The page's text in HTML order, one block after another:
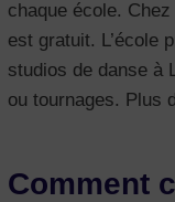
chaque école.
est gratuit. L’école
studios de danse à
ou tournages. Plus
Comment